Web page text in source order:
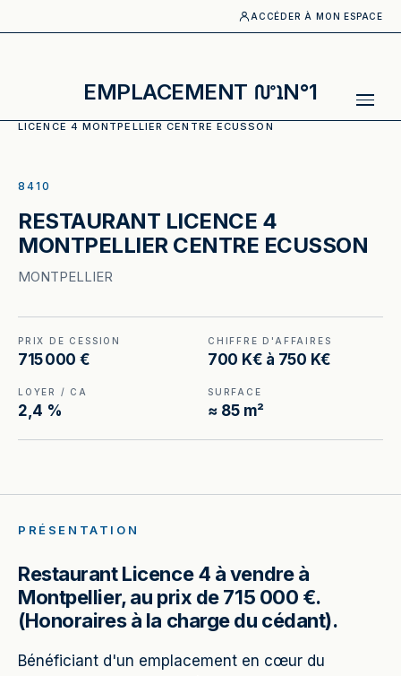
ACCÉDER À MON ESPACE
EMPLACEMENT N°1
LICENCE 4 MONTPELLIER CENTRE ECUSSON
8410
RESTAURANT LICENCE 4
MONTPELLIER CENTRE ECUSSON
MONTPELLIER
PRIX DE CESSION
715 000 €
CHIFFRE D'AFFAIRES
700 K€ à 750 K€
LOYER / CA
2,4 %
SURFACE
≈ 85 m²
PRÉSENTATION
Restaurant Licence 4 à vendre à
Montpellier, au prix de 715 000 €.
(Honoraires à la charge du cédant).
Bénéficiant d'un emplacement en cœur du